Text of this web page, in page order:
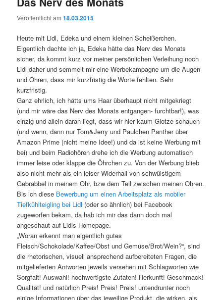
Veröffentlicht am18.03.2015
Heute mit Lidl, Edeka und einem kleinen Scheißerchen.
Eigentlich dachte ich ja, Edeka hätte das Nerv des Monats
sicher, da kommt kurz vor meiner persönlichen Verleihung noch
Lidl daher und semmelt mir eine Werbekampagne um die Augen
und Ohren, dass mir kurzfristig die Worte fehlten. Sehr
kurzfristig.
Ganz ehrlich, ich hätts ums Haar überhaupt nicht mitgekriegt
(und mir wäre das Nerv des Monats entgangen- furchtbar!), was
einzig und allein daran liegt, dass wir hier kaum Glotze schauen
(und wenn, dann nur Tom&Jerry und Paulchen Panther über
Amazon Prime (nicht meine Idee!) und da ist keine Werbung mit
bei) und beim Radiohören drehe ich die Werbung automatisch
immer leise oder klappe die Öhrchen zu. Von der Werbung blieb
also nicht mehr als ein leiser Widerhall von schwülstigem
Gebrabbel in meinem Ohr, bzw dem Teil zwischen meinen Ohren.
Bis ich diese Bewerbung um einen Arbeitsplatz als mobiler
Tiefkühlteigling bei Lidl (oder so ähnlich) bei Facebook
zugeworfen bekam, da hab ich mir das dann doch mal
angeschaut auf Lidls Homepage.
„Woran erkennt man eigentlich gutes
Fleisch/Schokolade/Kaffee/Obst und Gemüse/Brot/Wein?“, sind
die rhetorischen, visuell ansprechend aufbereiteten Fragen, die
mitgelieferten Antworten jeweils versehen mit Schlagworten wie
Sorgfalt! Auswahl! hochwertigste Zutaten! Herkunft! Geschmack!
Qualität! und natürlich Preis! Preis! Preis! untendrunter noch
einige Informationen über das jeweilige Produkt, die wirken, als